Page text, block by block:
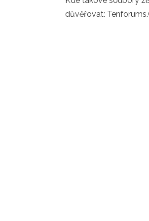
důvěřovat: